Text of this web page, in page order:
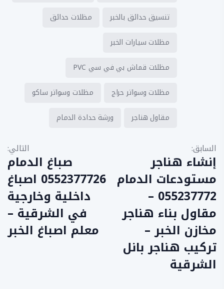
تنسيق حدائق بالخبر
مظلات حدائق
مظلات سيارات الخبر
مظلات قماش بي في سي PVC
مظلات وسواتر حراج
مظلات وسواتر ساكو
مقاول هناجر
ورشة حدادة الدمام
السابق:
إنشاء هناجر
مستودعات الدمام
055237772 –
مقاول بناء هناجر
مخازن الخبر –
تركيب هناجر بانل
الشرقية
التالي:
صباغ الدمام
0552377726 اصباغ
داخلية وخارجية
في الشرقية –
معلم اصباغ الخبر